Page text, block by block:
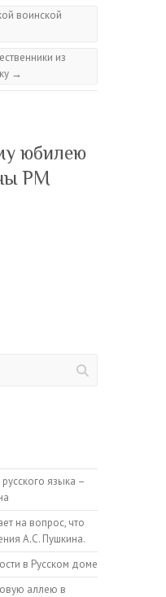
воинской
из
→
юбилею
РМ
языка –
на вопрос, что
А.С. Пушкина.
в Русском доме
аллею в